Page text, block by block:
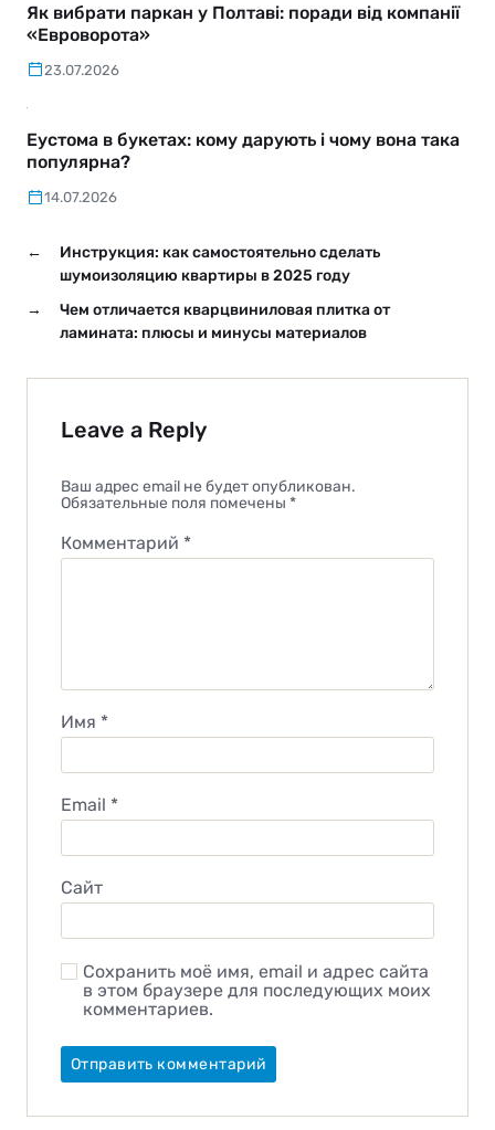
Як вибрати паркан у Полтаві: поради від компанії
«Евроворота»
23.07.2026
Еустома в букетах: кому дарують і чому вона така
популярна?
14.07.2026
←
Инструкция: как самостоятельно сделать
шумоизоляцию квартиры в 2025 году
→
Чем отличается кварцвиниловая плитка от
ламината: плюсы и минусы материалов
Leave a Reply
Ваш адрес email не будет опубликован.
Обязательные поля помечены *
Комментарий *
Имя *
Email *
Сайт
Сохранить моё имя, email и адрес сайта
в этом браузере для последующих моих
комментариев.